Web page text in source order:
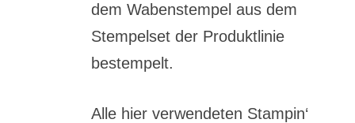
dem Wabenstempel aus dem
Stempelset der Produktlinie
bestempelt.
Alle hier verwendeten Stampin‘